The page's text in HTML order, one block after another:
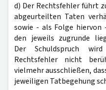
d) Der Rechtsfehler führt
abgeurteilten Taten
sowie - als Folge
den jeweils zugrunde
Der Schuldspruch
Rechtsfehler nicht
vielmehr ausschließen,
jeweiligen Tatbegehung